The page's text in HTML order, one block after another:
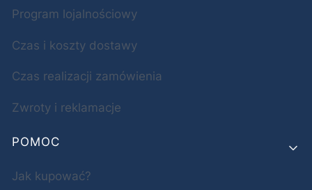
Program lojalnościowy
Czas i koszty dostawy
Czas realizacji zamówienia
Zwroty i reklamacje
POMOC
Jak kupować?